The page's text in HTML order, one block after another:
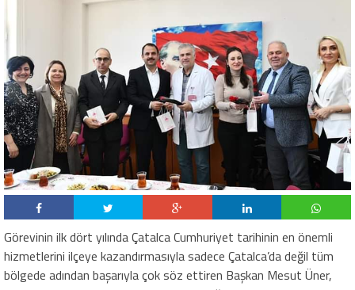
Görevinin ilk dört yılında Çatalca Cumhuriyet tarihinin en önemli
hizmetlerini ilçeye kazandırmasıyla sadece Çatalca’da değil tüm
bölgede adından başarıylaçok söz ettiren Başkan Mesut Üner,